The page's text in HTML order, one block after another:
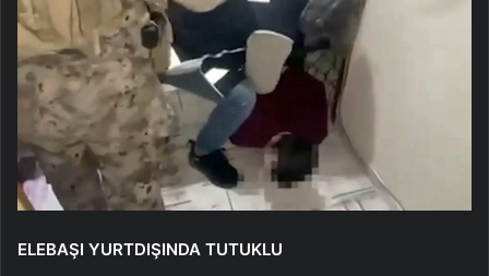
ELEBAŞI YURTDIŞINDA TUTUKLU